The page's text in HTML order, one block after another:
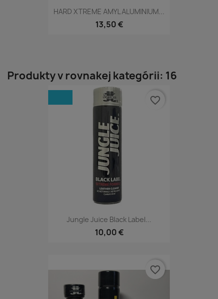
HARD XTREME AMYL ALUMINIUM...
13,50 €
Produkty v rovnakej kategórii: 16
Jungle Juice Black Label...
10,00 €
favorite_border
favorite_border